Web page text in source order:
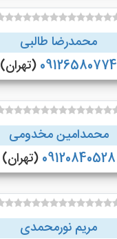
محمدرضا طالبی
09126580774 (تهران)
محمدامین مخدومی
09120840528 (تهران)
مریم نورمحمدی